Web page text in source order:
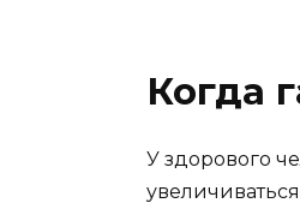
Когда
У здорового